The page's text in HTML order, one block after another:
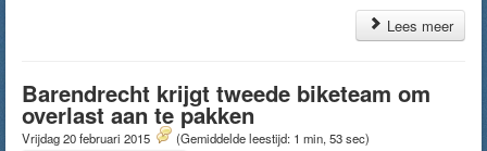
Lees meer
Barendrecht krijgt tweede biketeam om
overlast aan te pakken
Vrijdag 20 februari 2015 (Gemiddelde leestijd: 1 min, 53 sec)